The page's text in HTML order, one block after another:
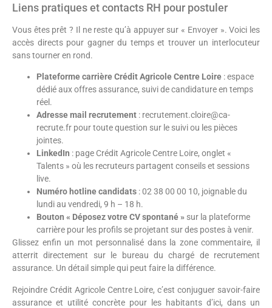
Liens pratiques et contacts RH pour postuler
Vous êtes prêt ? Il ne reste qu’à appuyer sur « Envoyer ». Voici les
accès directs pour gagner du temps et trouver un interlocuteur
sans tourner en rond.
Plateforme carrière Crédit Agricole Centre Loire : espace
dédié aux offres assurance, suivi de candidature en temps
réel.
Adresse mail recrutement : recrutement.cloire@ca-
recrute.fr pour toute question sur le suivi ou les pièces
jointes.
LinkedIn : page Crédit Agricole Centre Loire, onglet «
Talents » où les recruteurs partagent conseils et sessions
live.
Numéro hotline candidats : 02 38 00 00 10, joignable du
lundi au vendredi, 9 h – 18 h.
Bouton « Déposez votre CV spontané » sur la plateforme
carrière pour les profils se projetant sur des postes à venir.
Glissez enfin un mot personnalisé dans la zone commentaire, il
atterrit directement sur le bureau du chargé de recrutement
assurance. Un détail simple qui peut faire la différence.
Rejoindre Crédit Agricole Centre Loire, c’est conjuguer savoir-faire
assurance et utilité concrète pour les habitants d’ici, dans un